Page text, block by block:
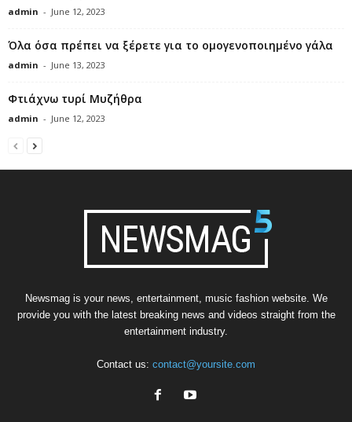
admin - June 12, 2023
Όλα όσα πρέπει να ξέρετε για το ομογενοποιημένο γάλα
admin - June 13, 2023
Φτιάχνω τυρί Μυζήθρα
admin - June 12, 2023
Newsmag is your news, entertainment, music fashion website. We
provide you with the latest breaking news and videos straight from the
entertainment industry.
Contact us: contact@yoursite.com